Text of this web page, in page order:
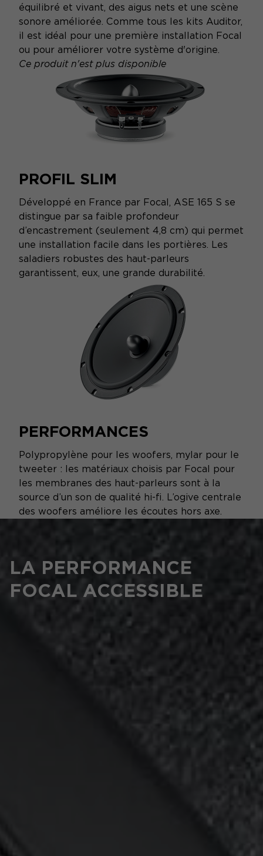
équilibré et vivant, des aigus nets et une scène
sonore améliorée. Comme tous les kits Auditor,
il est idéal pour une première installation Focal
ou pour améliorer votre système d'origine.
Ce produit n'est plus disponible
PROFIL SLIM
Développé en France par Focal, ASE 165 S se
distingue par sa faible profondeur
d’encastrement (seulement 4,8 cm) qui permet
une installation facile dans les portières. Les
saladiers robustes des haut-parleurs
garantissent, eux, une grande durabilité.
PERFORMANCES
Polypropylène pour les woofers, mylar pour le
tweeter : les matériaux choisis par Focal pour
les membranes des haut-parleurs sont à la
source d’un son de qualité hi-fi. L’ogive centrale
des woofers améliore les écoutes hors axe.
LA PERFORMANCE
FOCAL ACCESSIBLE